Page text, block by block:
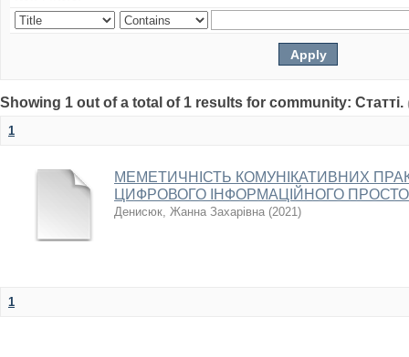
Showing 1 out of a total of 1 results for community: Статті.
1
МЕМЕТИЧНІСТЬ КОМУНІКАТИВНИХ
ЦИФРОВОГО ІНФОРМАЦІЙНОГО
Денисюк, Жанна Захарівна (2021)
1